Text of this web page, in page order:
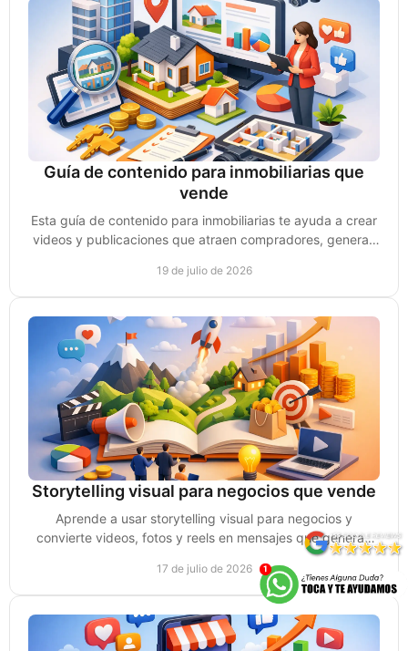
Guía de contenido para inmobiliarias que
vende
Esta guía de contenido para inmobiliarias te ayuda a crear
videos y publicaciones que atraen compradores, generan
19 de julio de 2026
Storytelling visual para negocios que vende
Aprende a usar storytelling visual para negocios y
convierte videos, fotos y reels en mensajes que generan
confianza, atención y oportunidades de venta.
17 de julio de 2026